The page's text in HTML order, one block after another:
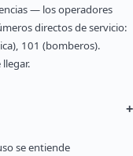
— los operadores
directos de servicio:
101 (bomberos).
+
se entiende